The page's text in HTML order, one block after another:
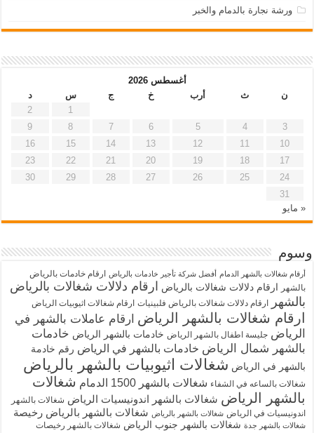
ورشة نجارة بالدمام والخبر
أغسطس 2026
ن
ث أرب خ ج س
د
1
2
3
4
5
6
7
8
9
10
11
12
13
14
15
16
17
18
19
20
21
22
23
24
25
26
27
28
29
30
31
« مايو
وسوم
أرقام شغالات بالشهر الدمام أفضل شركة تأجير خادمات بالرياض
ارقام خادمات بالرياض
بالشهر
ارقام دلالات شغالات بالرياض ارقام دلالات شغالات بالرياض
بالشهر
ارقام دلالات شغالات بالرياض فلبينيات ارقام شغالات اثيوبيات الرياض
ارقام شغالات بالشهر الرياض ارقام عاملات بالشهر في
الرياض جليسة اطفال بالشهر الرياض خادمات بالشهر الرياض خادمات
بالشهر شمال الرياض خادمات بالشهر في الرياض رقم خادمة
بالشهر في الرياض شغالات اثيوبيات بالشهر بالرياض
شغالات بالساعه في الشفاء شغالات بالشهر 1500 الدمام
شغالات
بالشهر الرياض شغالات بالشهر اندونيسيات الرياض شغالات بالشهر
اندونيسيات في الرياض شغالات بالشهر بالرياض شغالات بالشهر بالرياض رخيصة
شغالات بالشهر جدة شغالات بالشهر جنوب الرياض شغالات بالشهر رخيصات